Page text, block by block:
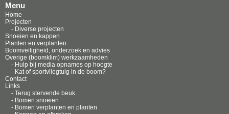
Menu
Home
Projecten
- Diverse projecten
Snoeien en kappen
Planten en verplanten
Boomveiligheid, onderzoek en advies
Overige (boomklim) werkzaamheden
- Hulp bij media opnames op hoogte
- Kat of sportvliegtuig in de boom?
Contact
Links
- Terug stervende beuk.
- Bomen snoeien
- Bomen verplanten en planten